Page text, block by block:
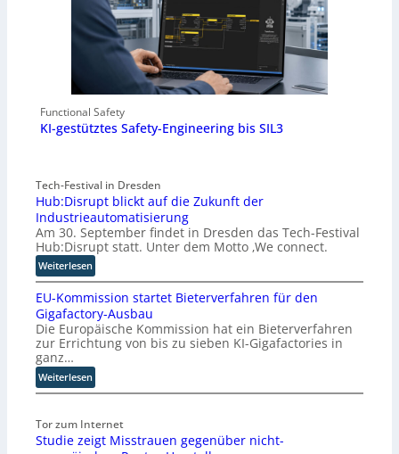
Functional Safety
KI-gestütztes Safety-Engineering bis SIL3
Tech-Festival in Dresden
Hub:Disrupt blickt auf die Zukunft der
Industrieautomatisierung
Am 30. September findet in Dresden das Tech-Festival
Hub:Disrupt statt. Unter dem Motto ‚We connect.
Weiterlesen:
H
u
b
:
D
s
r
p
t
EU-Kommission startet Bieterverfahren für den
Gigafactory-Ausbau
Die Europäische Kommission hat ein Bieterverfahren
zur Errichtung von bis zu sieben KI-Gigafactories in
ganz…
Weiterlesen:
E
-
K
Tor zum Internet
Studie zeigt Misstrauen gegenüber nicht-